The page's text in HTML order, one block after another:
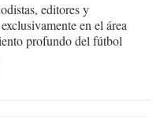
editores y
en el área
profundo del fútbol